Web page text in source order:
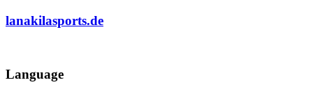
lanakilasports.de
Language